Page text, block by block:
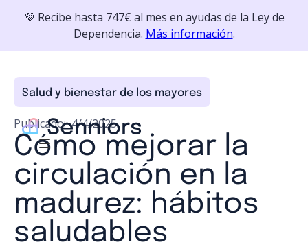
💜 Recibe hasta 747€ al mes en ayudas de la Ley de
Dependencia. Más información.
Salud y bienestar de los mayores
Publicado:4/4/2025
Cómo mejorar la
circulación en la
madurez: hábitos
saludables